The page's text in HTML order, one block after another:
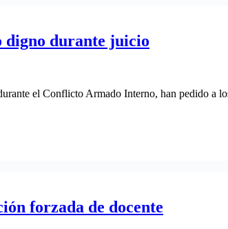
digno durante juicio
el Conflicto Armado Interno, han pedido a
forzada de docente